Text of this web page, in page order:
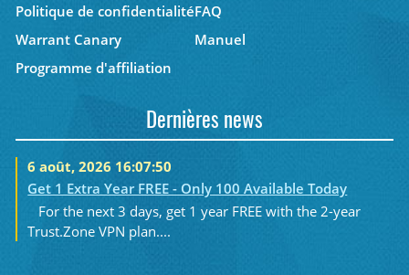
Politique de confidentialitéFAQ
Warrant Canary
Manuel
Programme d'affiliation
Dernières news
6 août, 2026 16:07:50
Get 1 Extra Year FREE - Only 100 Available Today
For the next 3 days, get 1 year FREE with the 2-year
Trust.Zone VPN plan....